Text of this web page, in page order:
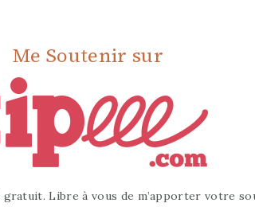
Me Soutenir sur
gratuit. Libre à vous de m’apporter votre